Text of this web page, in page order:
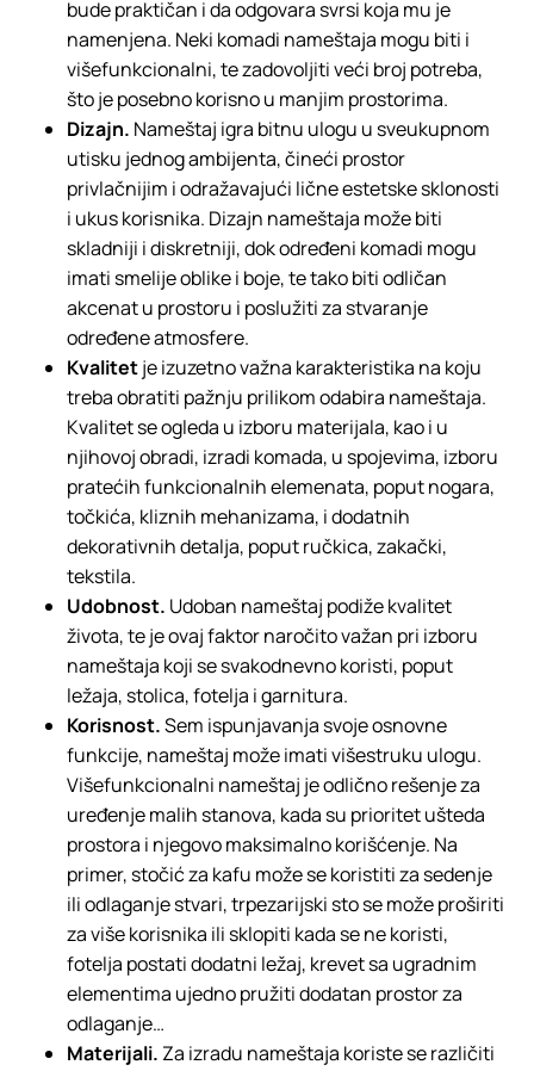
bude praktičan i da odgovara svrsi koja mu je
namenjena. Neki komadi nameštaja mogu biti i
višefunkcionalni, te zadovoljiti veći broj potreba,
što je posebno korisno u manjim prostorima.
Dizajn. Nameštaj igra bitnu ulogu u sveukupnom
utisku jednog ambijenta, čineći prostor
privlačnijim i odražavajući lične estetske sklonosti
i ukus korisnika. Dizajn nameštaja može biti
skladniji i diskretniji, dok određeni komadi mogu
imati smelije oblike i boje, te tako biti odličan
akcenat u prostoru i poslužiti za stvaranje
određene atmosfere.
Kvalitetje izuzetno važna karakteristika na koju
treba obratiti pažnju prilikom odabira nameštaja.
Kvalitet se ogleda u izboru materijala, kao i u
njihovoj obradi, izradi komada, u spojevima, izboru
pratećih funkcionalnih elemenata, poput nogara,
točkića, kliznih mehanizama, i dodatnih
dekorativnih detalja, poput ručkica, zakački,
tekstila.
Udobnost. Udoban nameštaj podiže kvalitet
života, te je ovaj faktor naročito važan pri izboru
nameštaja koji se svakodnevno koristi, poput
ležaja, stolica, fotelja i garnitura.
Korisnost.Sem ispunjavanja svoje osnovne
funkcije, nameštaj može imati višestruku ulogu.
Višefunkcionalni nameštaj je odlično rešenje za
uređenje malih stanova, kada su prioritet ušteda
prostora i njegovo maksimalno korišćenje. Na
primer, stočić za kafu može se koristiti za sedenje
ili odlaganje stvari, trpezarijski sto se može proširiti
za više korisnika ili sklopiti kada se ne koristi,
fotelja postati dodatni ležaj, krevet sa ugradnim
elementima ujedno pružiti dodatan prostor za
odlaganje…
Materijali. Za izradu nameštaja koriste se različiti